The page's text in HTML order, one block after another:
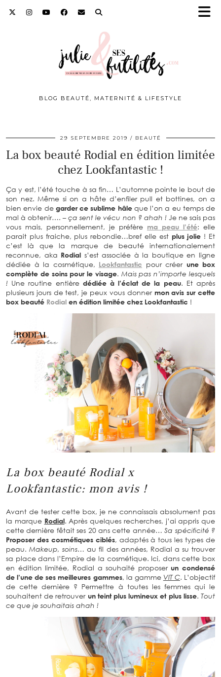
BLOG BEAUTÉ, MATERNITÉ & LIFESTYLE
29 SEPTEMBRE 2019 BEAUTÉ
La box beauté Rodial en édition limitée
chez Lookfantastic !
Ça y est, l’été touche à sa fin… L’automne pointe le bout de
son nez. Même si on a hâte d’enfiler pull et bottines, on a
bien envie de garder ce sublime hâleque l’on a eu temps de
mal à obtenir….– ça sent le vécu non ? ahah ! Je ne sais pas
vous mais, personnellement, je préfère ma peau l’été: elle
parait plus fraiche, plus rebondie…bref elle est plus jolie ! Et
c’est là que la marque de beauté internationalement
reconnue, aka Rodial s’est associée à la boutique en ligne
dédiée à la cosmétique, Lookfantastic pour créer une box
complète de soins pour le visage. Mais pas n’importe lesquels
! Une routine entière dédiée à l’éclat de la peau. Et après
plusieurs jours de test, je peux vous donner mon avis sur cette
box beauté Rodial en édition limitée chez Lookfantastic !
La box beauté Rodial x
Lookfantastic: mon avis !
Avant de tester cette box, je ne connaissais absolument pas
la marque Rodial. Après quelques recherches, j’ai appris que
cette dernière fêtait ses 20 ans cette année…Sa spécificité ?
Proposer des cosmétiques ciblés, adaptés à tous les types de
peau.Makeup, soins… au fil des années, Rodial a su trouver
sa place dans l’Empire de la cosmétique. Ici, dans cette box
en édition limitée, Rodial a souhaité proposer un condensé
de l’une de ses meilleures gammes, la gamme VIT C. L’objectif
de cette dernière ? Permettre à toutes les femmes qui le
souhaitent de retrouver un teint plus lumineux et plus lisse.Tout
ce que je souhaitais ahah !